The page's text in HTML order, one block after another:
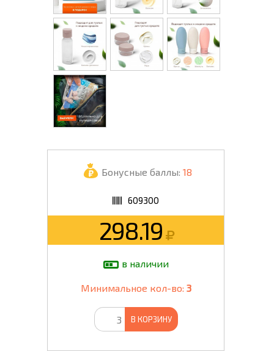
Бонусные баллы: 18
609300
298.19
в наличии
Минимальное кол-во: 3
В КОРЗИНУ